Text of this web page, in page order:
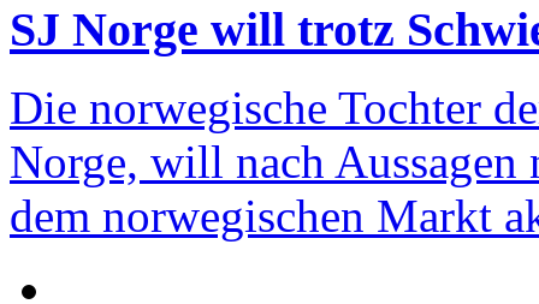
SJ Norge will trotz
Die norwegische Tochter
Norge, will nach
dem norwegischen Markt